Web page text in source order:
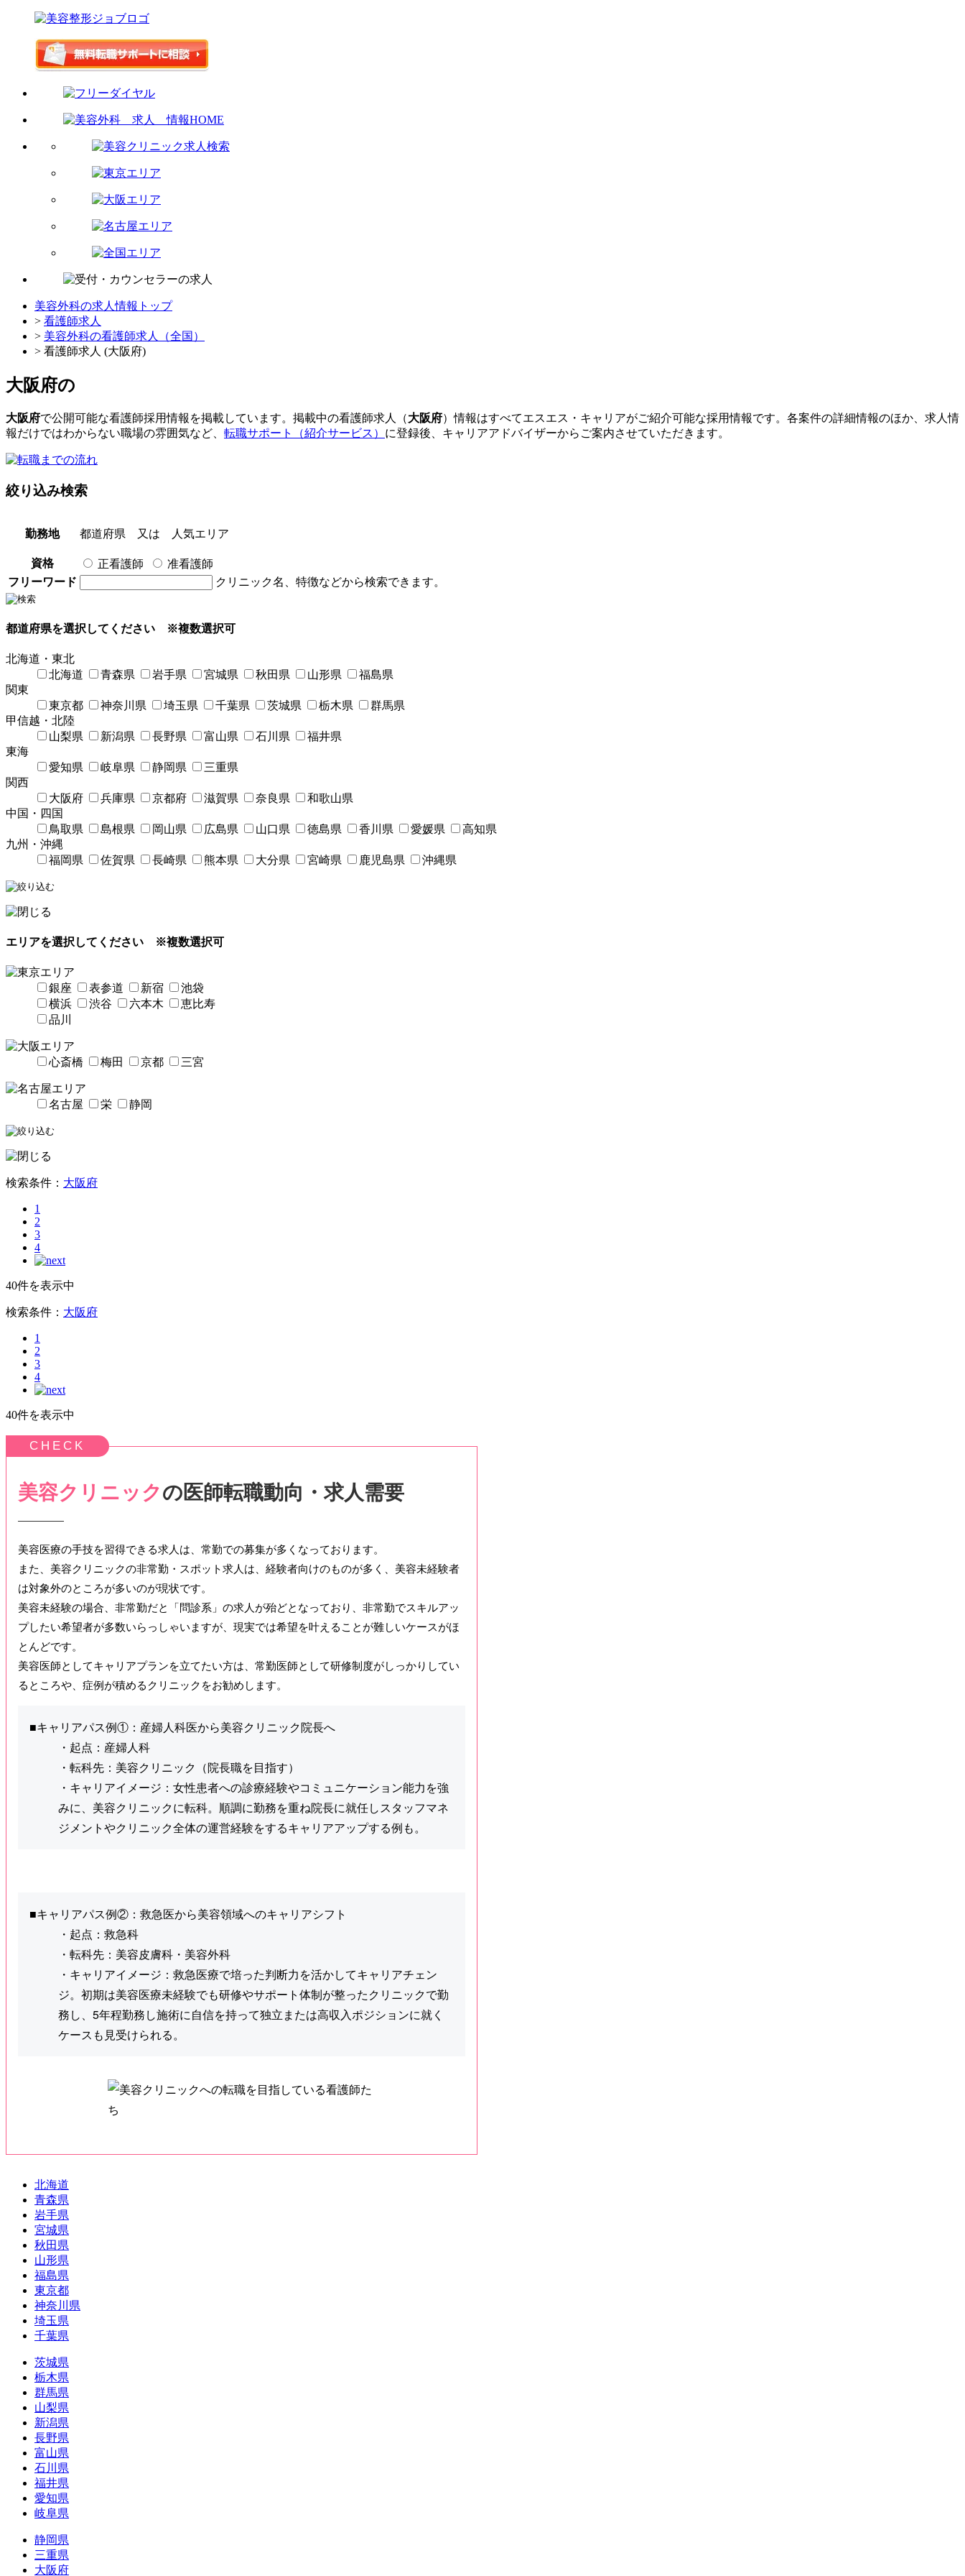
美容外科の求人情報トップ
> 看護師求人
> 美容外科の看護師求人（全国）
> 看護師求人 (大阪府)
大阪府の
大阪府で公開可能な看護師採用情報を掲載しています。掲載中の看護師求人（大阪府）情報はすべてエスエス・キャリアがご紹介可能な採用情報です。各案件の詳細情報のほか、求人情
報だけではわからない職場の雰囲気など、 転職サポート（紹介サービス） に登録後、キャリアアドバイザーからご案内させていただきます。
絞り込み検索
勤務地 都道府県 又は 人気エリア
資格 正看護師
准看護師
フリーワード
クリニック名、特徴などから検索できます。
都道府県を選択してください ※複数選択可
北海道・東北
北海道
青森県 岩手県 宮城県 秋田県 山形県
福島県
関東
東京都
神奈川県 埼玉県 千葉県 茨城県 栃木県
群馬県
甲信越・北陸
山梨県
新潟県 長野県 富山県 石川県
福井県
東海
愛知県
岐阜県 静岡県
三重県
関西
大阪府
兵庫県 京都府 滋賀県 奈良県
和歌山県
中国・四国
鳥取県
島根県 岡山県 広島県 山口県 徳島県 香川県 愛媛県
高知県
九州・沖縄
福岡県
佐賀県 長崎県 熊本県 大分県 宮崎県 鹿児島県 沖縄県
エリアを選択してください ※複数選択可
銀座 表参道 新宿
池袋
横浜
渋谷 六本木
恵比寿
品川
心斎橋 梅田 京都 三宮
名古屋 栄 静岡
検索条件： 大阪府
1
2
3
4
40件を表示中
検索条件： 大阪府
1
2
3
4
40件を表示中
美容クリニックの医師転職動向・求人需要
美容医療の手技を習得できる求人は、常勤での募集が多くなっております。
また、美容クリニックの非常勤・スポット求人は、経験者向けのものが多く、美容未経験者
は対象外のところが多いのが現状です。
美容未経験の場合、非常勤だと「問診系」の求人が殆どとなっており、非常勤でスキルアッ
プしたい希望者が多数いらっしゃいますが、現実では希望を叶えることが難しいケースがほ
とんどです。
美容医師としてキャリアプランを立てたい方は、常勤医師として研修制度がしっかりしてい
るところや、症例が積めるクリニックをお勧めします。
■キャリアパス例①：産婦人科医から美容クリニック院長へ
・起点：産婦人科
・転科先：美容クリニック（院長職を目指す）
・キャリアイメージ：女性患者への診療経験やコミュニケーション能力を強
みに、美容クリニックに転科。順調に勤務を重ね院長に就任しスタッフマネ
ジメントやクリニック全体の運営経験をするキャリアアップする例も。
■キャリアパス例②：救急医から美容領域へのキャリアシフト
・起点：救急科
・転科先：美容皮膚科・美容外科
・キャリアイメージ：救急医療で培った判断力を活かしてキャリアチェン
ジ。初期は美容医療未経験でも研修やサポート体制が整ったクリニックで勤
務し、5年程勤務し施術に自信を持って独立または高収入ポジションに就く
ケースも見受けられる。
北海道
青森県
岩手県
宮城県
秋田県
山形県
福島県
東京都
神奈川県
埼玉県
千葉県
茨城県
栃木県
群馬県
山梨県
新潟県
長野県
富山県
石川県
福井県
愛知県
岐阜県
静岡県
三重県
大阪府